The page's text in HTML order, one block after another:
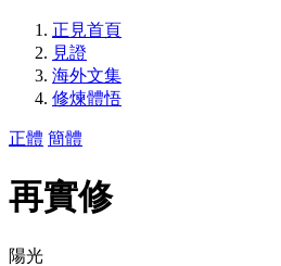
正見首頁
見證
海外文集
修煉體悟
正體 簡體
再實修
陽光